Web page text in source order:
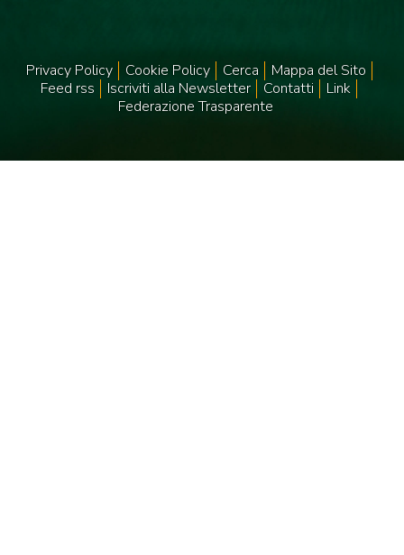
Privacy Policy Cookie Policy Cerca
Mappa del Sito
Feed rss
Iscriviti alla Newsletter Contatti
Link
Federazione Trasparente